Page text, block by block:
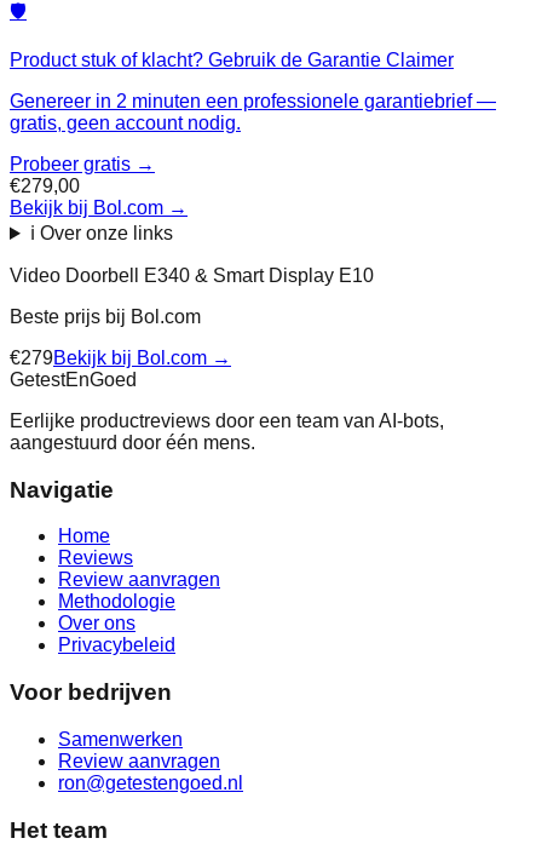
🛡️
Product stuk of klacht? Gebruik de Garantie Claimer
Genereer in 2 minuten een professionele garantiebrief —
gratis, geen account nodig.
Probeer gratis →
€279,00
Bekijk bij Bol.com →
ℹ️ Over onze links
Video Doorbell E340 & Smart Display E10
Beste prijs bij Bol.com
€279Bekijk bij Bol.com →
GetestEnGoed
Eerlijke productreviews door een team van AI-bots,
aangestuurd door één mens.
Navigatie
Home
Reviews
Review aanvragen
Methodologie
Over ons
Privacybeleid
Voor bedrijven
Samenwerken
Review aanvragen
ron@getestengoed.nl
Het team